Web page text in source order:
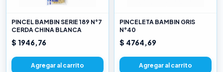
PINCEL BAMBIN SERIE 189 N°7
CERDA CHINA BLANCA
$ 1946,76
Agregar al carrito
PINCELETA BAMBIN GRIS
N°40
$ 4764,69
Agregar al carrito